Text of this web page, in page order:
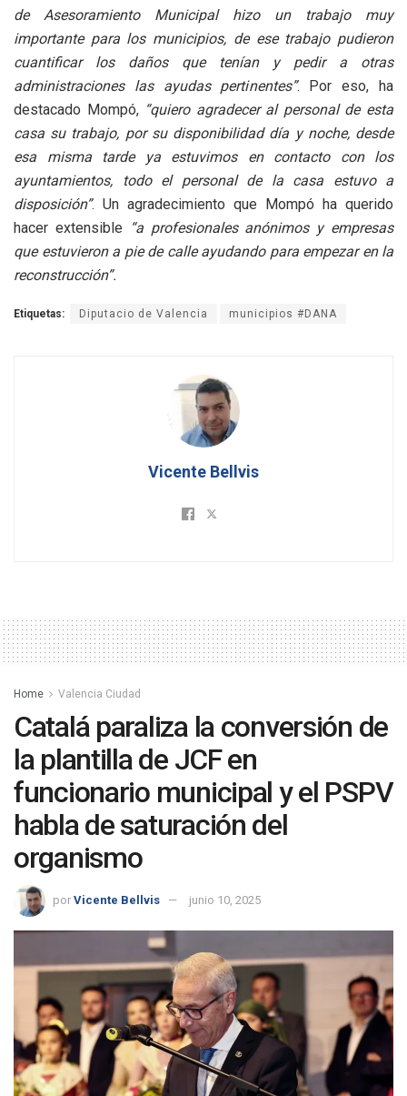
de Asesoramiento Municipal hizo un trabajo muy
importante para los municipios, de ese trabajo pudieron
cuantificar los daños que tenían y pedir a otras
administraciones las ayudas pertinentes”. Por eso, ha
destacado Mompó, “quiero agradecer al personal de esta
casa su trabajo, por su disponibilidad día y noche, desde
esa misma tarde ya estuvimos en contacto con los
ayuntamientos, todo el personal de la casa estuvo a
disposición”. Un agradecimiento que Mompó ha querido
hacer extensible
“a profesionales anónimos y empresas
que estuvieron a pie de calle ayudando para empezar en la
reconstrucción”.
Etiquetas: Diputacio de Valencia municipios #DANA
Vicente Bellvis
Home Valencia Ciudad
Catalá paraliza la conversión de
la plantilla de JCF en
funcionario municipal y el PSPV
habla de saturación del
organismo
por Vicente Bellvis junio 10, 2025